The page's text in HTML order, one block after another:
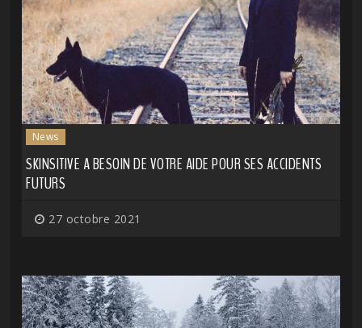
News
SKINSITIVE A BESOIN DE VOTRE AIDE POUR SES ACCIDENTS
FUTURS
27 octobre 2021